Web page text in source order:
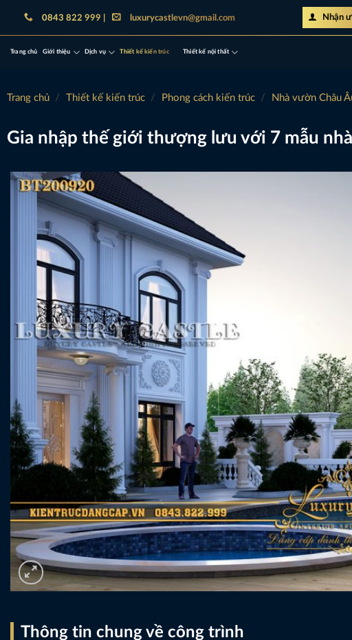
dung
0843 822 999 | luxurycastlevn@gmail.com Nhận
Trang chủ Giới thiệu Dịch vụ Thiết kế kiến trúc Thiết kế nội thất
Trang chủ / Thiết kế kiến trúc / Phong cách kiến trúc / Nhà vườn Châu
Gia nhập thế giới thượng lưu với 7 mẫu
Thông tin chung về công trình